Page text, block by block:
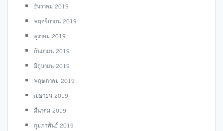
ธันวาคม 2019
พฤศจิกายน 2019
ตุลาคม 2019
กันยายน 2019
มิถุนายน 2019
พฤษภาคม 2019
เมษายน 2019
มีนาคม 2019
กุมภาพันธ์ 2019